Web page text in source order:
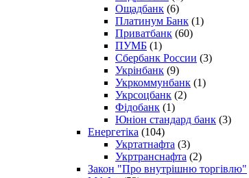
Ощадбанк (6)
Платинум Банк (1)
Приватбанк (60)
ПУМБ (1)
Сбербанк России (3)
Укрінбанк (9)
Укркоммунбанк (1)
Укрсоцбанк (2)
Фідобанк (1)
Юніон стандард банк (3)
Енергетіка (104)
Укртатнафта (3)
Укртранснафта (2)
Закон "Про внутрішню торгівлю"